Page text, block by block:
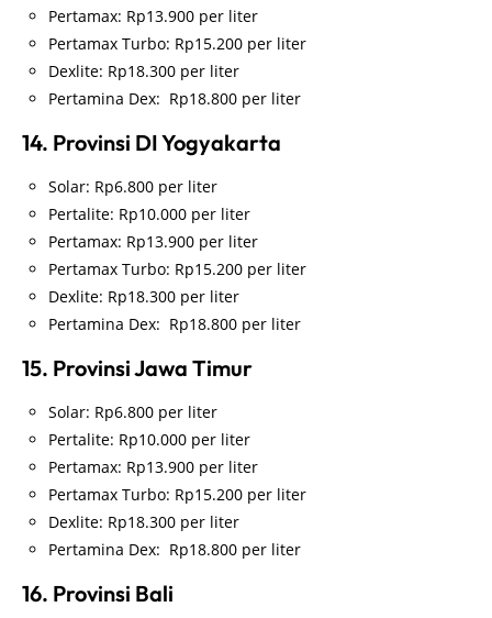
Pertamax: Rp13.900 per liter
Pertamax Turbo: Rp15.200 per liter
Dexlite: Rp18.300 per liter
Pertamina Dex: Rp18.800 per liter
14. Provinsi DI Yogyakarta
Solar: Rp6.800 per liter
Pertalite: Rp10.000 per liter
Pertamax: Rp13.900 per liter
Pertamax Turbo: Rp15.200 per liter
Dexlite: Rp18.300 per liter
Pertamina Dex: Rp18.800 per liter
15. Provinsi Jawa Timur
Solar: Rp6.800 per liter
Pertalite: Rp10.000 per liter
Pertamax: Rp13.900 per liter
Pertamax Turbo: Rp15.200 per liter
Dexlite: Rp18.300 per liter
Pertamina Dex: Rp18.800 per liter
16. Provinsi Bali